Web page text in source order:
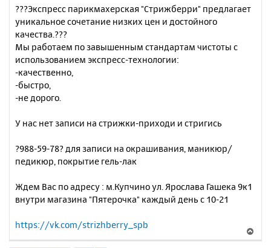
н
е
???Экспресс парикмахерская "Стрижберри" предлагает
уникальное сочетание низких цен и достойного
качества.???
Мы работаем по завышенным стандартам чистоты с
использованием экспресс-технологии:
-качественно,
-быстро,
-не дорого.
У нас нет записи на стрижки-приходи и стригись
?988-59-78? для записи на окрашивания, маникюр/
педикюр, покрытие гель-лак
Ждем Вас по адресу : м.Купчино ул. Ярослава Гашека 9к1
внутри магазина "Пятерочка" каждый день с 10-21
https://vk.com/strizhberry_spb
е